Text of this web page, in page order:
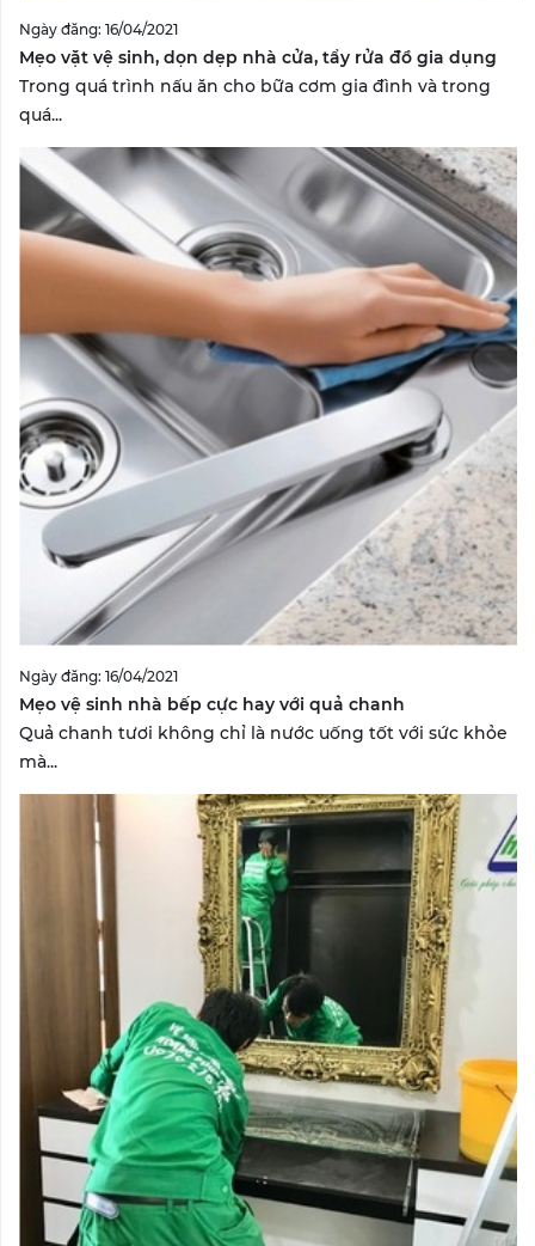
Ngày đăng: 16/04/2021
Mẹo vặt vệ sinh, dọn dẹp nhà cửa, tẩy rửa đồ gia dụng
Trong quá trình nấu ăn cho bữa cơm gia đình và trong
quá...
Ngày đăng: 16/04/2021
Mẹo vệ sinh nhà bếp cực hay với quả chanh
Quả chanh tươi không chỉ là nước uống tốt với sức khỏe
mà...